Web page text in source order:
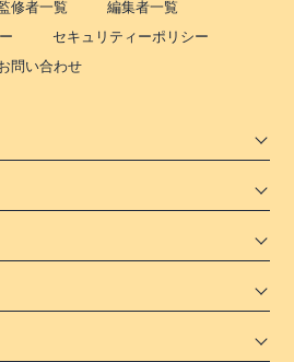
修者一覧
編集者一覧
セキュリティーポリシー
問い合わせ